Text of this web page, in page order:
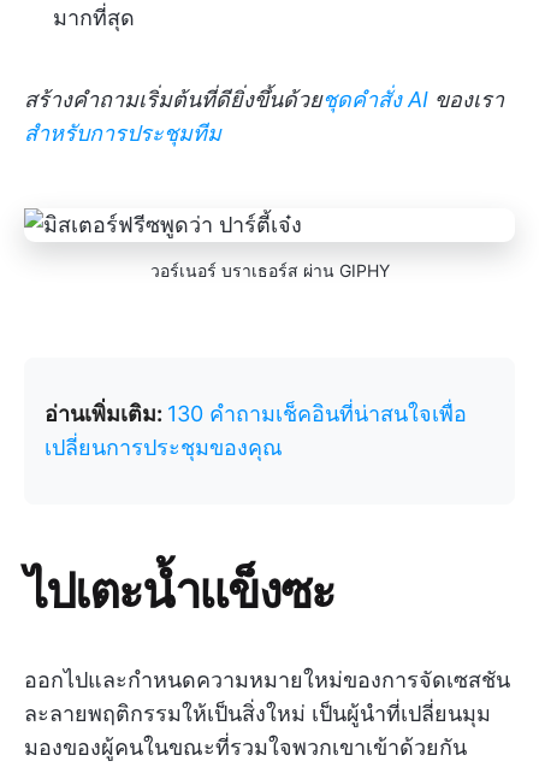
มากที่สุด
สร้างคำถามเริ่มต้นที่ดียิ่งขึ้นด้วยชุดคำสั่ง AI ของเรา
สำหรับการประชุมทีม
วอร์เนอร์ บราเธอร์ส ผ่าน GIPHY
อ่านเพิ่มเติม: 130 คำถามเช็คอินที่น่าสนใจเพื่อ
เปลี่ยนการประชุมของคุณ
ไปเตะน้ำแข็งซะ
ออกไปและกำหนดความหมายใหม่ของการจัดเซสชัน
ละลายพฤติกรรมให้เป็นสิ่งใหม่ เป็นผู้นำที่เปลี่ยนมุม
มองของผู้คนในขณะที่รวมใจพวกเขาเข้าด้วยกัน